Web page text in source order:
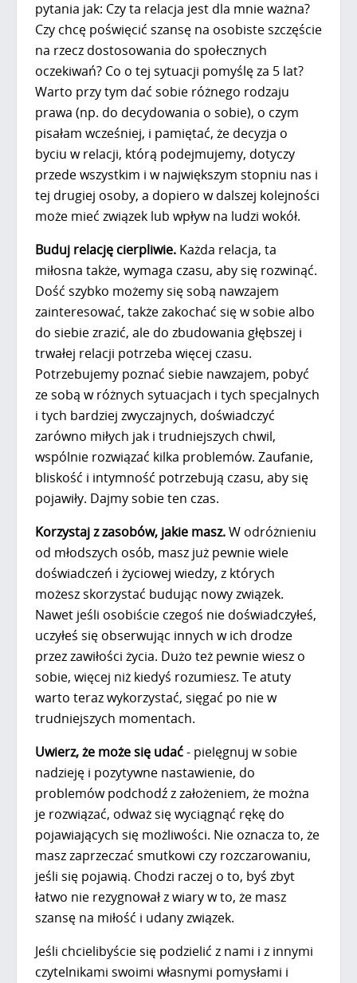
pytania jak: Czy ta relacja jest dla mnie ważna?
Czy chcę poświęcić szansę na osobiste szczęście
na rzecz dostosowania do społecznych
oczekiwań? Co o tej sytuacji pomyślę za 5 lat?
Warto przy tym dać sobie różnego rodzaju
prawa (np. do decydowania o sobie), o czym
pisałam wcześniej, i pamiętać, że decyzja o
byciu w relacji, którą podejmujemy, dotyczy
przede wszystkim i w największym stopniu nas i
tej drugiej osoby, a dopiero w dalszej kolejności
może mieć związek lub wpływ na ludzi wokół.
Buduj relację cierpliwie.Każda relacja, ta
miłosna także, wymaga czasu, aby się rozwinąć.
Dość szybko możemy się sobą nawzajem
zainteresować, także zakochać się w sobie albo
do siebie zrazić, ale do zbudowania głębszej i
trwałej relacji potrzeba więcej czasu.
Potrzebujemy poznać siebie nawzajem, pobyć
ze sobą w różnych sytuacjach i tych specjalnych
i tych bardziej zwyczajnych, doświadczyć
zarówno miłych jak i trudniejszych chwil,
wspólnie rozwiązać kilka problemów. Zaufanie,
bliskość i intymność potrzebują czasu, aby się
pojawiły. Dajmy sobie ten czas.
Korzystaj z zasobów, jakie masz.W odróżnieniu
od młodszych osób, masz już pewnie wiele
doświadczeń i życiowej wiedzy, z których
możesz skorzystać budując nowy związek.
Nawet jeśli osobiście czegoś nie doświadczyłeś,
uczyłeś się obserwując innych w ich drodze
przez zawiłości życia. Dużo też pewnie wiesz o
sobie, więcej niż kiedyś rozumiesz. Te atuty
warto teraz wykorzystać, sięgać po nie w
trudniejszych momentach.
Uwierz, że może się udać- pielęgnuj w sobie
nadzieję i pozytywne nastawienie, do
problemów podchodź z założeniem, że można
je rozwiązać, odważ się wyciągnąć rękę do
pojawiających się możliwości. Nie oznacza to, że
masz zaprzeczać smutkowi czy rozczarowaniu,
jeśli się pojawią. Chodzi raczej o to, byś zbyt
łatwo nie rezygnował z wiary w to, że masz
szansę na miłość i udany związek.
Jeśli chcielibyście się podzielić z nami i z innymi
czytelnikami swoimi własnymi pomysłami i